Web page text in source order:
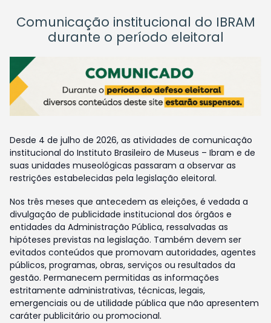
Comunicação institucional do IBRAM
durante o período eleitoral
Desde 4 de julho de 2026, as atividades de comunicação
institucional do Instituto Brasileiro de Museus – Ibram e de
suas unidades museológicas passaram a observar as
restrições estabelecidas pela legislação eleitoral.
Nos três meses que antecedem as eleições, é vedada a
divulgação de publicidade institucional dos órgãos e
entidades da Administração Pública, ressalvadas as
hipóteses previstas na legislação. Também devem ser
evitados conteúdos que promovam autoridades, agentes
públicos, programas, obras, serviços ou resultados da
gestão. Permanecem permitidas as informações
estritamente administrativas, técnicas, legais,
emergenciais ou de utilidade pública que não apresentem
caráter publicitário ou promocional.